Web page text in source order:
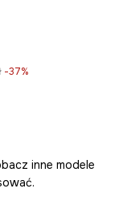
-37%
inne modele